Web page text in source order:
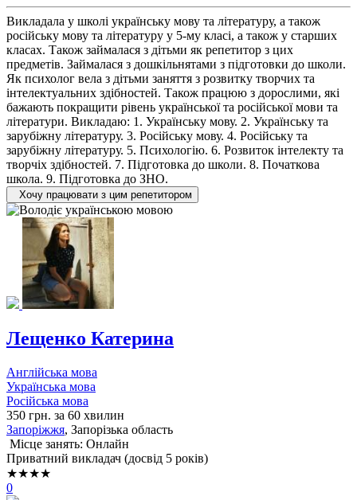
Викладала у школі українську мову та літературу, а також
російську мову та літературу у 5-му класі, а також у старших
класах. Також займалася з дітьми як репетитор з цих
предметів. Займалася з дошкільнятами з підготовки до школи.
Як психолог вела з дітьми заняття з розвитку творчих та
інтелектуальних здібностей. Також працюю з дорослими, які
бажають покращити рівень української та російської мови та
літератури. Викладаю: 1. Українську мову. 2. Українську та
зарубіжну літературу. 3. Російську мову. 4. Російську та
зарубіжну літературу. 5. Психологію. 6. Розвиток інтелекту та
творчіх здібностей. 7. Підготовка до школи. 8. Початкова
школа. 9. Підготовка до ЗНО.
Хочу працювати з цим репетитором
Лещенко Катерина
Англійська мова
Українська мова
Російська мова
350 грн. за 60 хвилин
Запоріжжя, Запорізька область
Місце занять: Онлайн
Приватний викладач (досвід 5 років)
★★★★
0